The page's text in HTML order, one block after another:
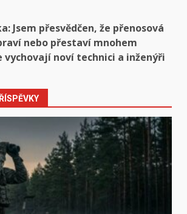
Jsem přesvědčen, že přenosová
nebo přestaví mnohem
vychovají noví technici a inženýři